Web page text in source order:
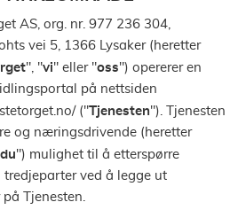
AS, org. nr. 977 236 304,
vei 5, 1366 Lysaker (heretter
", "vi" eller "oss") opererer en
på nettsiden
("Tjenesten"). Tjenesten
og næringsdrivende (heretter
du") mulighet til å etterspørre
tredjeparter ved å legge ut
Tjenesten.